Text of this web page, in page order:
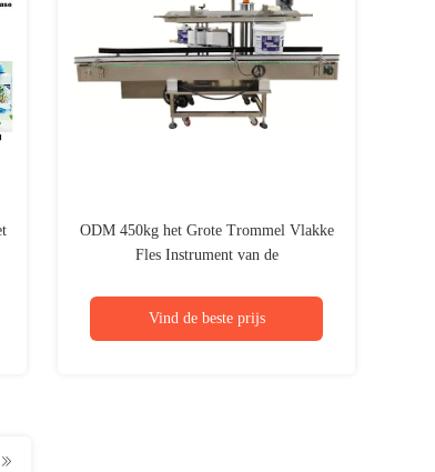
ODM 450kg het Grote Trommel Vlakke
Fles Instrument van de
Vind de beste prijs